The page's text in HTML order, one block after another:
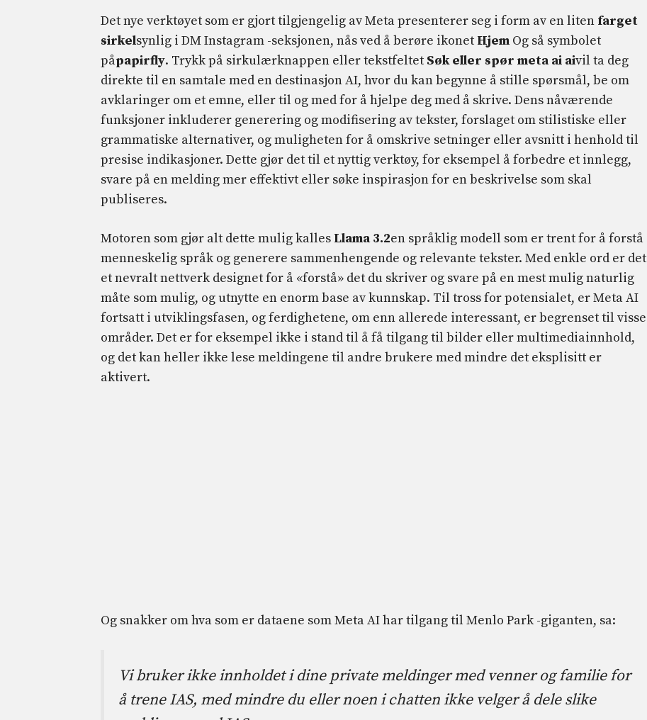
Det nye verktøyet som er gjort tilgjengelig av Meta presenterer seg i form av en liten farget
sirkelsynlig i DM Instagram -seksjonen, nås ved å berøre ikonet Hjem Og så symbolet
påpapirfly. Trykk på sirkulærknappen eller tekstfeltet Søk eller spør meta ai aivil ta deg
direkte til en samtale med en destinasjon AI, hvor du kan begynne å stille spørsmål, be om
avklaringer om et emne, eller til og med for å hjelpe deg med å skrive. Dens nåværende
funksjoner inkluderer generering og modifisering av tekster, forslaget om stilistiske eller
grammatiske alternativer, og muligheten for å omskrive setninger eller avsnitt i henhold til
presise indikasjoner. Dette gjør det til et nyttig verktøy, for eksempel å forbedre et innlegg,
svare på en melding mer effektivt eller søke inspirasjon for en beskrivelse som skal
publiseres.
Motoren som gjør alt dette mulig kalles Llama 3.2en språklig modell som er trent for å forstå
menneskelig språk og generere sammenhengende og relevante tekster. Med enkle ord er det
et nevralt nettverk designet for å «forstå» det du skriver og svare på en mest mulig naturlig
måte som mulig, og utnytte en enorm base av kunnskap. Til tross for potensialet, er Meta AI
fortsatt i utviklingsfasen, og ferdighetene, om enn allerede interessant, er begrenset til visse
områder. Det er for eksempel ikke i stand til å få tilgang til bilder eller multimediainnhold,
og det kan heller ikke lese meldingene til andre brukere med mindre det eksplisitt er
aktivert.
Og snakker om hva som er dataene som Meta AI har tilgang til Menlo Park -giganten, sa:
Vi bruker ikke innholdet i dine private meldinger med venner og familie for
å trene IAS, med mindre du eller noen i chatten ikke velger å dele slike